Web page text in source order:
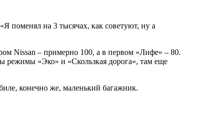
поменял на 3 тысячах, как советуют, ну а
Nissan – примерно 100, а в первом «Лифе» – 80.
режимы «Эко» и «Скользкая дорога», там еще
конечно же, маленький багажник.